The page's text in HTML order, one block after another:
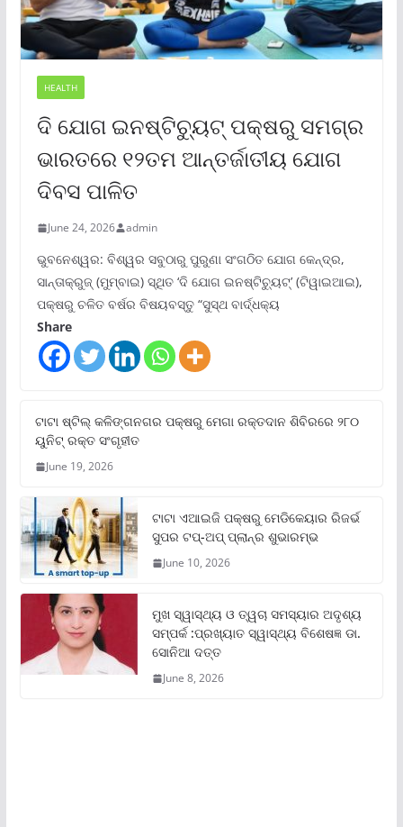
HEALTH
ଦି ଯୋଗ ଇନଷ୍ଟିଚ୍ୟୁଟ୍ ପକ୍ଷରୁ ସମଗ୍ର
ଭାରତରେ ୧୨ତମ ଆନ୍ତର୍ଜାତୀୟ ଯୋଗ
ଦିବସ ପାଳିତ
June 24, 2026 admin
ଭୁବନେଶ୍ୱର: ବିଶ୍ୱର ସବୁଠାରୁ ପୁରୁଣା ସଂଗଠିତ ଯୋଗ କେନ୍ଦ୍ର,
ସାନ୍ତାକ୍ରୁଜ୍ (ମୁମ୍ବାଇ) ସ୍ଥିତ ‘ଦି ଯୋଗ ଇନଷ୍ଟିଚ୍ୟୁଟ୍‌’ (ଟିୱାଇଆଇ),
ପକ୍ଷରୁ ଚଳିତ ବର୍ଷର ବିଷୟବସ୍ତୁ “ସୁସ୍ଥ ବାର୍ଦ୍ଧକ୍ୟ
Share
ଟାଟା ଷ୍ଟିଲ୍‌ କଳିଙ୍ଗନଗର ପକ୍ଷରୁ ମେଗା ରକ୍ତଦାନ ଶିବିରରେ ୨୮୦
ୟୁନିଟ୍‌ ରକ୍ତ ସଂଗୃହୀତ
June 19, 2026
ଟାଟା ଏଆଇଜି ପକ୍ଷରୁ ମେଡିକେୟାର ରିଜର୍ଭ
ସୁପର ଟପ୍‌-ଅପ୍ ପ୍ଲାନ୍‌ର ଶୁଭାରମ୍ଭ
June 10, 2026
ମୁଖ ସ୍ୱାସ୍ଥ୍ୟ ଓ ତ୍ୱଚା ସମସ୍ୟାର ଅଦୃଶ୍ୟ
ସମ୍ପର୍କ :ପ୍ରଖ୍ୟାତ ସ୍ୱାସ୍ଥ୍ୟ ବିଶେଷଜ୍ଞ ଡା.
ସୋନିଆ ଦତ୍ତ
June 8, 2026